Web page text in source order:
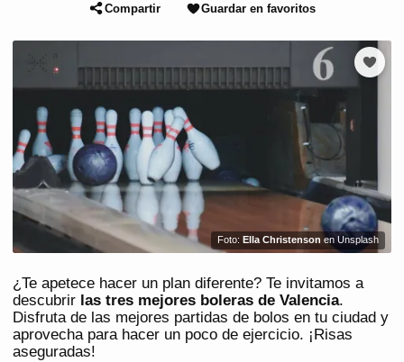
Compartir Guardar en favoritos
Foto: Ella Christenson en Unsplash
¿Te apetece hacer un plan diferente? Te invitamos a
descubrir las tres mejores boleras de Valencia.
Disfruta de las mejores partidas de bolos en tu ciudad y
aprovecha para hacer un poco de ejercicio. ¡Risas
aseguradas!